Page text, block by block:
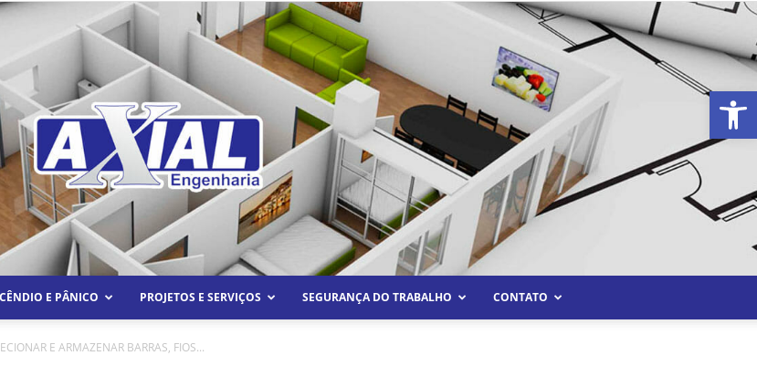
Abrir
E PÂNICO PROJETOS E SERVIÇOS SEGURANÇA DO TRABALHO CONTATO
E ARMAZENAR BARRAS, FIOS...